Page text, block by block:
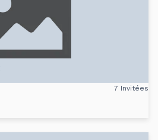
7 Invitées